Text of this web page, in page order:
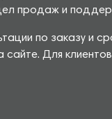
продаж и
по заказу и
Для